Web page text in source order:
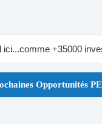
Opportunités